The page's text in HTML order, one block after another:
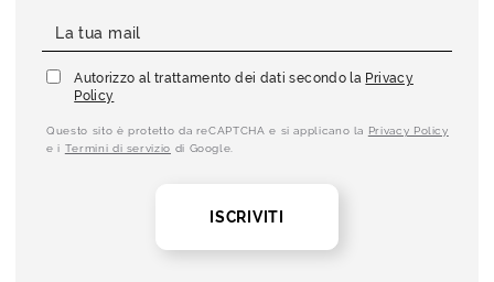
Autorizzo al trattamento dei dati secondo la Privacy
Policy
Questo sito è protetto da reCAPTCHA e si applicano la Privacy Policy
e i Termini di servizio di Google.
ISCRIVITI